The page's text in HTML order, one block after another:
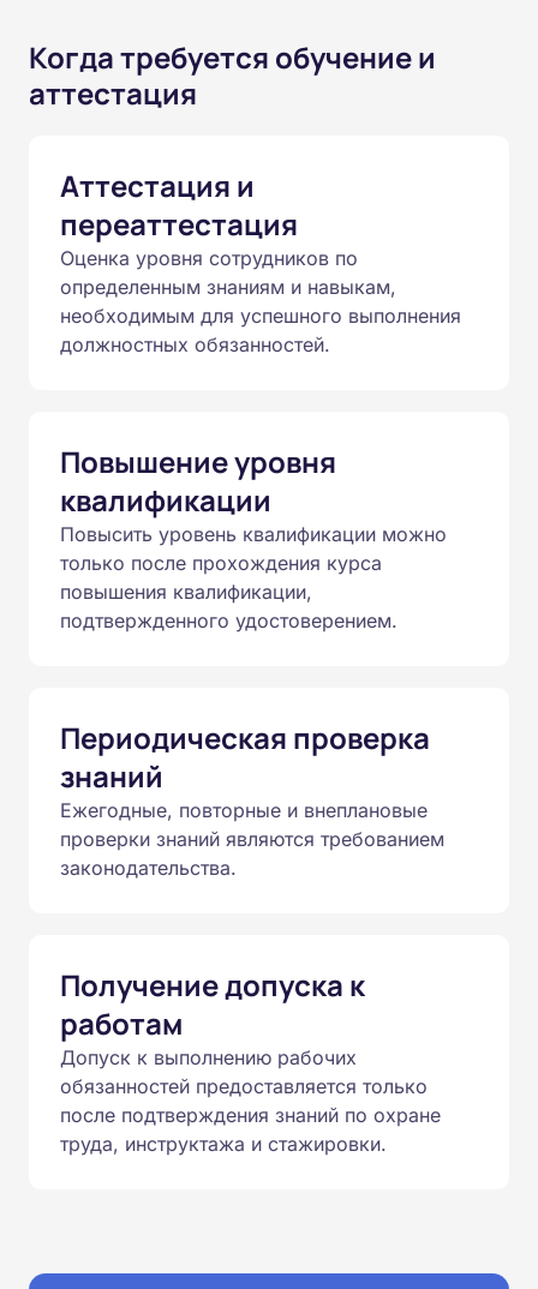
Когда требуется обучение и
аттестация
Аттестация и
переаттестация
Оценка уровня сотрудников по
определенным знаниям и навыкам,
необходимым для успешного выполнения
должностных обязанностей.
Повышение уровня
квалификации
Повысить уровень квалификации можно
только после прохождения курса
повышения квалификации,
подтвержденного удостоверением.
Периодическая проверка
знаний
Ежегодные, повторные и внеплановые
проверки знаний являются требованием
законодательства.
Получение допуска к
работам
Допуск к выполнению рабочих
обязанностей предоставляется только
после подтверждения знаний по охране
труда, инструктажа и стажировки.